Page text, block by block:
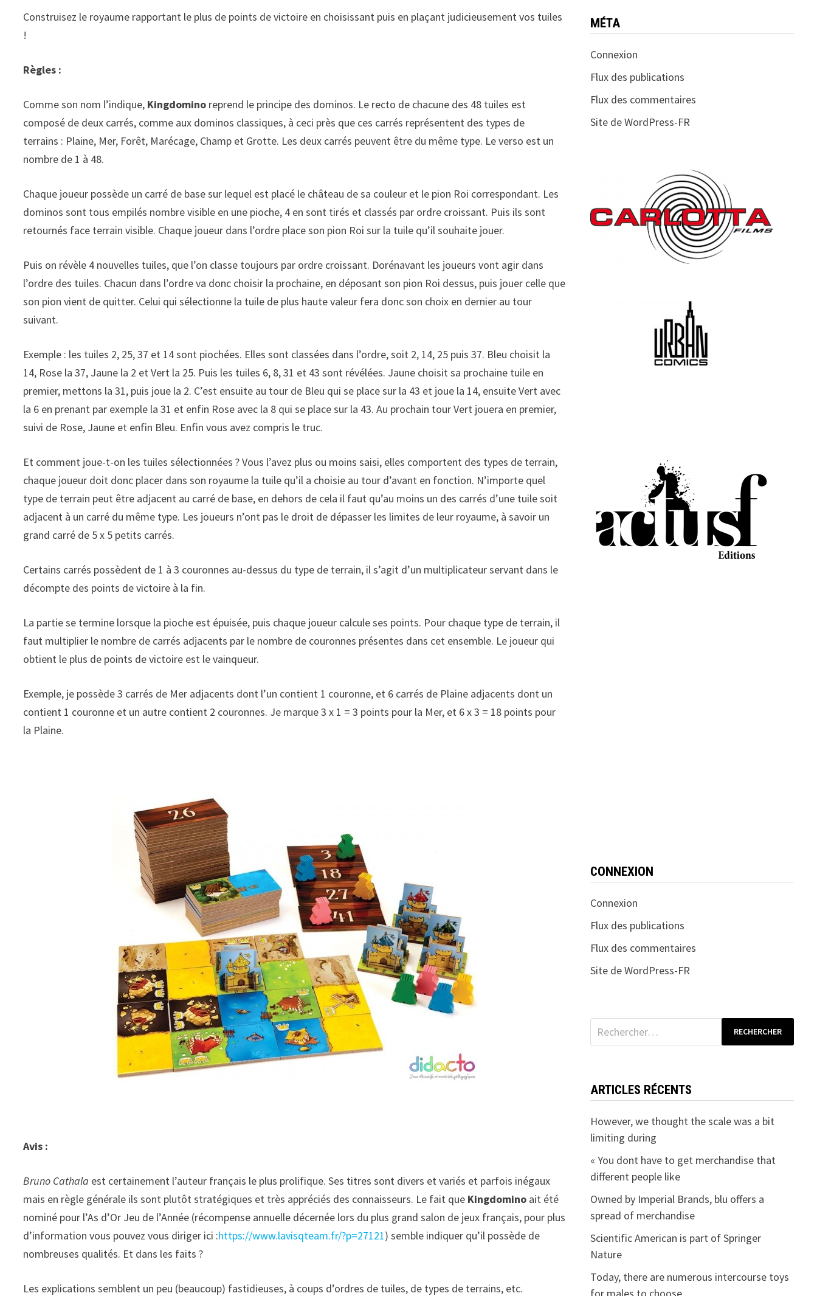
Construisez le royaume rapportant le plus de points de victoire en choisissant puis en plaçant judicieusement vos tuiles
!
Règles :
Comme son nom l’indique, Kingdomino reprend le principe des dominos. Le recto de chacune des 48 tuiles est
composé de deux carrés, comme aux dominos classiques, à ceci près que ces carrés représentent des types de
terrains : Plaine, Mer, Forêt, Marécage, Champ et Grotte. Les deux carrés peuvent être du même type. Le verso est un
nombre de 1 à 48.
Chaque joueur possède un carré de base sur lequel est placé le château de sa couleur et le pion Roi correspondant. Les
dominos sont tous empilés nombre visible en une pioche, 4 en sont tirés et classés par ordre croissant. Puis ils sont
retournés face terrain visible. Chaque joueur dans l’ordre place son pion Roi sur la tuile qu’il souhaite jouer.
Puis on révèle 4 nouvelles tuiles, que l’on classe toujours par ordre croissant. Dorénavant les joueurs vont agir dans
l’ordre des tuiles. Chacun dans l’ordre va donc choisir la prochaine, en déposant son pion Roi dessus, puis jouer celle que
son pion vient de quitter. Celui qui sélectionne la tuile de plus haute valeur fera donc son choix en dernier au tour
suivant.
Exemple : les tuiles 2, 25, 37 et 14 sont piochées. Elles sont classées dans l’ordre, soit 2, 14, 25 puis 37. Bleu choisit la
14, Rose la 37, Jaune la 2 et Vert la 25. Puis les tuiles 6, 8, 31 et 43 sont révélées. Jaune choisit sa prochaine tuile en
premier, mettons la 31, puis joue la 2. C’est ensuite au tour de Bleu qui se place sur la 43 et joue la 14, ensuite Vert avec
la 6 en prenant par exemple la 31 et enfin Rose avec la 8 qui se place sur la 43. Au prochain tour Vert jouera en premier,
suivi de Rose, Jaune et enfin Bleu. Enfin vous avez compris le truc.
Et comment joue-t-on les tuiles sélectionnées ? Vous l’avez plus ou moins saisi, elles comportent des types de terrain,
chaque joueur doit donc placer dans son royaume la tuile qu’il a choisie au tour d’avant en fonction. N’importe quel
type de terrain peut être adjacent au carré de base, en dehors de cela il faut qu’au moins un des carrés d’une tuile soit
adjacent à un carré du même type. Les joueurs n’ont pas le droit de dépasser les limites de leur royaume, à savoir un
grand carré de 5 x 5 petits carrés.
Certains carrés possèdent de 1 à 3 couronnes au-dessus du type de terrain, il s’agit d’un multiplicateur servant dans le
décompte des points de victoire à la fin.
La partie se termine lorsque la pioche est épuisée, puis chaque joueur calcule ses points. Pour chaque type de terrain, il
faut multiplier le nombre de carrés adjacents par le nombre de couronnes présentes dans cet ensemble. Le joueur qui
obtient le plus de points de victoire est le vainqueur.
Exemple, je possède 3 carrés de Mer adjacents dont l’un contient 1 couronne, et 6 carrés de Plaine adjacents dont un
contient 1 couronne et un autre contient 2 couronnes. Je marque 3 x 1 = 3 points pour la Mer, et 6 x 3 = 18 points pour
la Plaine.
Avis :
Bruno Cathala est certainement l’auteur français le plus prolifique. Ses titres sont divers et variés et parfois inégaux
mais en règle générale ils sont plutôt stratégiques et très appréciés des connaisseurs. Le fait que Kingdomino ait été
nominé pour l’As d’Or Jeu de l’Année (récompense annuelle décernée lors du plus grand salon de jeux français, pour plus
d’information vous pouvez vous diriger ici :https://www.lavisqteam.fr/?p=27121) semble indiquer qu’il possède de
nombreuses qualités. Et dans les faits ?
Les explications semblent un peu (beaucoup) fastidieuses, à coups d’ordres de tuiles, de types de terrains, etc.
MÉTA
Connexion
Flux des publications
Flux des commentaires
Site de WordPress-FR
CONNEXION
Connexion
Flux des publications
Flux des commentaires
Site de WordPress-FR
Rechercher :
ARTICLES RÉCENTS
However, we thought the scale was a bit
limiting during
« You dont have to get merchandise that
different people like
Owned by Imperial Brands, blu offers a
spread of merchandise
Scientific American is part of Springer
Nature
Today, there are numerous intercourse toys
for males to choose